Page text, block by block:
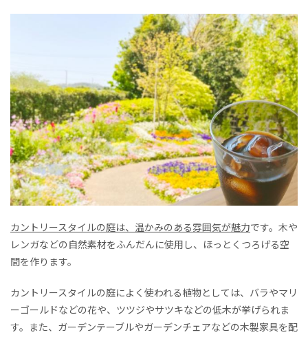
カントリースタイルの庭は、温かみのある雰囲気が魅力です。木や
レンガなどの自然素材をふんだんに使用し、ほっとくつろげる空
間を作ります。
カントリースタイルの庭によく使われる植物としては、バラやマリ
ーゴールドなどの花や、ツツジやサツキなどの低木が挙げられま
す。また、ガーデンテーブルやガーデンチェアなどの木製家具を配